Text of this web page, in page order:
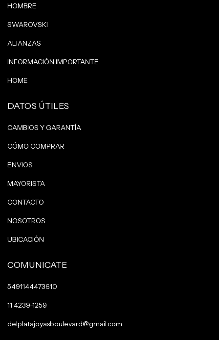
HOMBRE
SWAROVSKI
ALIANZAS
INFORMACIÓN IMPORTANTE
HOME
DATOS ÚTILES
CAMBIOS Y GARANTÍA
CÓMO COMPRAR
ENVIOS
MAYORISTA
CONTACTO
NOSOTROS
UBICACIÓN
COMUNICATE
5491144473610
11 4239-1259
delplatajoyasboulevard@gmail.com